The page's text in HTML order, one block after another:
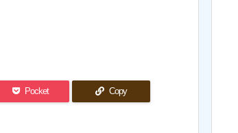
Pocket Copy